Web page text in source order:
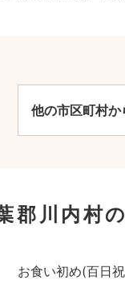
他の市区町村か
郡川内村
お食い初め(百日